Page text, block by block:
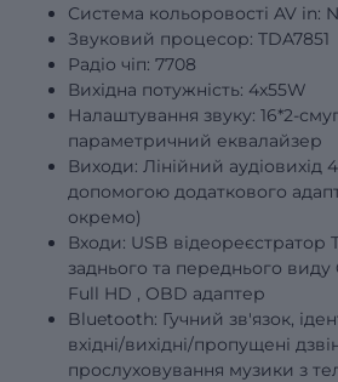
Система кольоровості AV in:
Звуковий процесор: TDA7851
Радіо чіп: 7708
Вихідна потужність: 4х55W
Налаштування звуку: 16*2-
параметричний еквалайзер
Виходи: Лінійний аудіовихід
допомогою додаткового
окремо)
Входи: USB відеореєстратор
заднього та переднього виду
Full HD , OBD адаптер
Bluetooth: Гучний зв'язок,
вхідні/вихідні/пропущені
прослуховування музики з